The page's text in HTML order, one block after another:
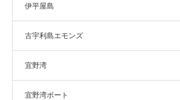
伊平屋島
古宇利島エモンズ
宜野湾
宜野湾ボート